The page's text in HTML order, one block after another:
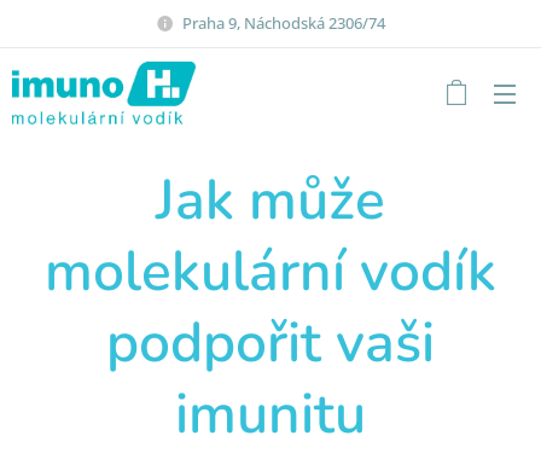
Praha 9, Náchodská 2306/74
Jak může
molekulární vodík
podpořit vaši
imunitu